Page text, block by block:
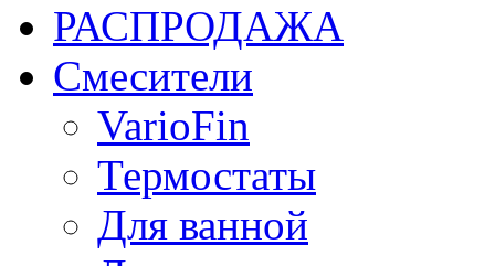
РАСПРОДАЖА
Смесители
VarioFin
Термостаты
Для ванной